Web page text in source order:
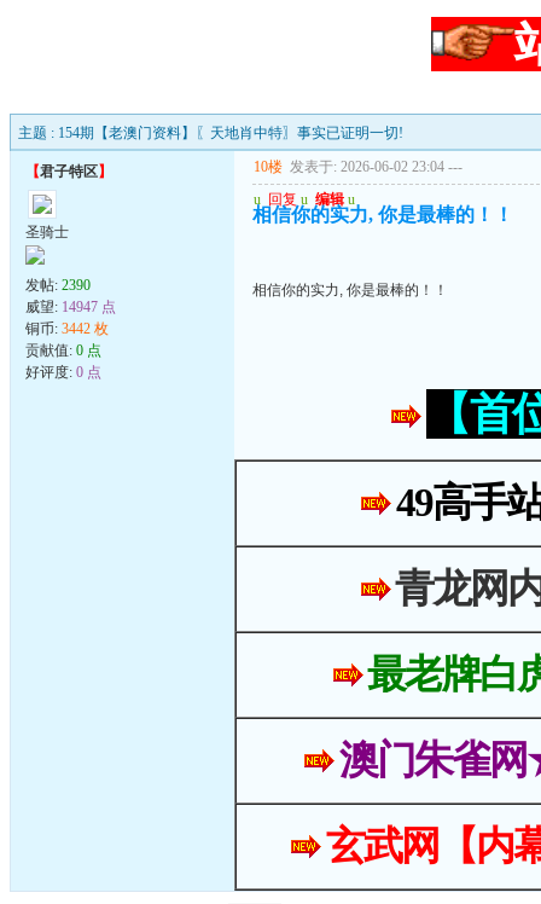
主题 : 154期【老澳门资料】〖天地肖中特〗事实已证明一切!
【君子特区】
圣骑士
发帖: 2390
威望: 14947 点
铜币: 3442 枚
贡献值: 0 点
好评度: 0 点
10楼 发表于: 2026-06-02 23:04 ---
u 回复 u 编辑 u
相信你的实力, 你是最棒的！！
相信你的实力, 你是最棒的！！
【
49高手
青龙网
最老牌白
澳门朱雀
玄武网【内